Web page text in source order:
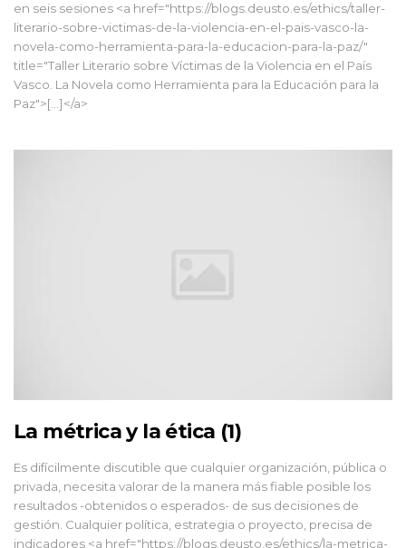
en seis sesiones <a href="https://blogs.deusto.es/ethics/taller-
literario-sobre-victimas-de-la-violencia-en-el-pais-vasco-la-
novela-como-herramienta-para-la-educacion-para-la-paz/"
title="Taller Literario sobre Víctimas de la Violencia en el País
Vasco. La Novela como Herramienta para la Educación para la
Paz">[...]</a>
La métrica y la ética (1)
Es difícilmente discutible que cualquier organización, pública o
privada, necesita valorar de la manera más fiable posible los
resultados -obtenidos o esperados- de sus decisiones de
gestión. Cualquier política, estrategia o proyecto, precisa de
indicadores <a href="https://blogs.deusto.es/ethics/la-metrica-